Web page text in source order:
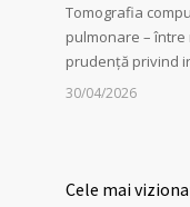
Tomografia
pulmonare – între
prudență privind
30/04/2026
Pneumoftiziologie
Cele mai